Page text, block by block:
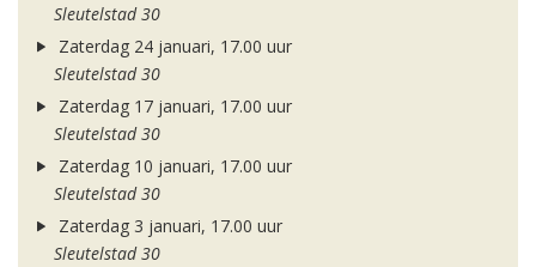
Sleutelstad 30
Zaterdag 24 januari, 17.00 uur
Sleutelstad 30
Zaterdag 17 januari, 17.00 uur
Sleutelstad 30
Zaterdag 10 januari, 17.00 uur
Sleutelstad 30
Zaterdag 3 januari, 17.00 uur
Sleutelstad 30